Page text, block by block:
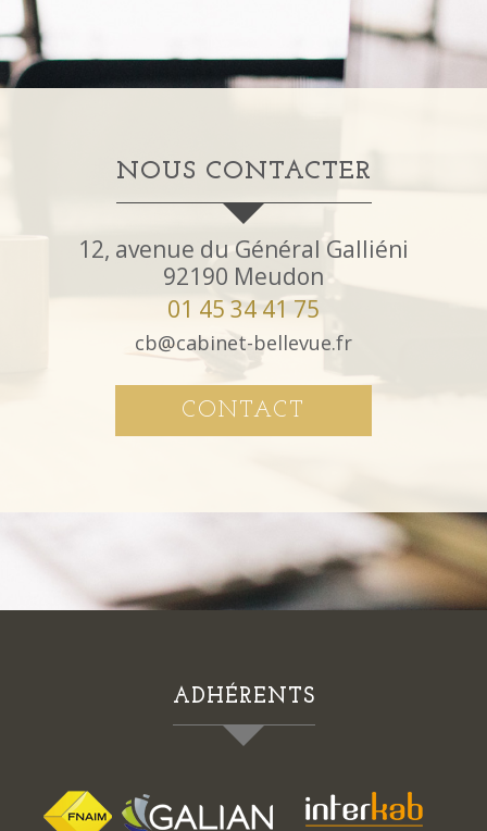
NOUS CONTACTER
12, avenue du Général Galliéni
92190 Meudon
01 45 34 41 75
cb@cabinet-bellevue.fr
CONTACT
ADHÉRENTS